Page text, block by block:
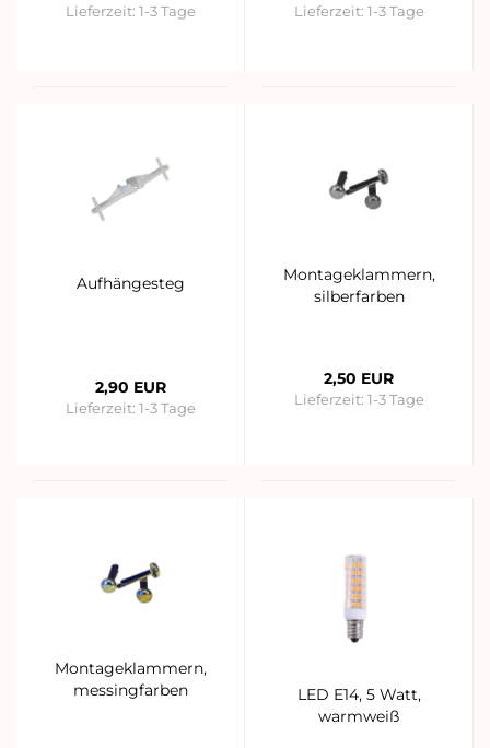
Lieferzeit: 1-3 Tage Lieferzeit: 1-3 Tage
Aufhängesteg
2,90 EUR
Lieferzeit: 1-3 Tage
Montageklammern,
silberfarben
2,50 EUR
Lieferzeit: 1-3 Tage
Montageklammern,
messingfarben
LED E14, 5 Watt,
warmweiß